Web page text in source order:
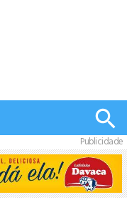
Publicidade